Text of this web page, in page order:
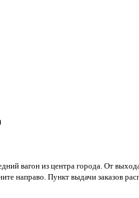
вагон из центра города. От
направо. Пункт выдачи заказов